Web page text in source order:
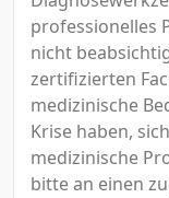
professionelles
nicht
zertifizierten
medizinische
Krise haben,
medizinische
bitte an einen